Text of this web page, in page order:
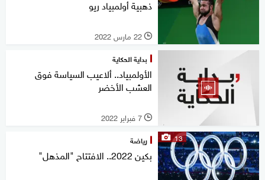
ذهبية أولمبياد ريو
l 22 مارس 2022
بداية الحكاية
الأولمبياد.. ألاعيب السياسة فوق
العشب الأخضر
l 7 فبراير 2022
13 رياضة
بكين 2022.. الافتتاح "المذهل"